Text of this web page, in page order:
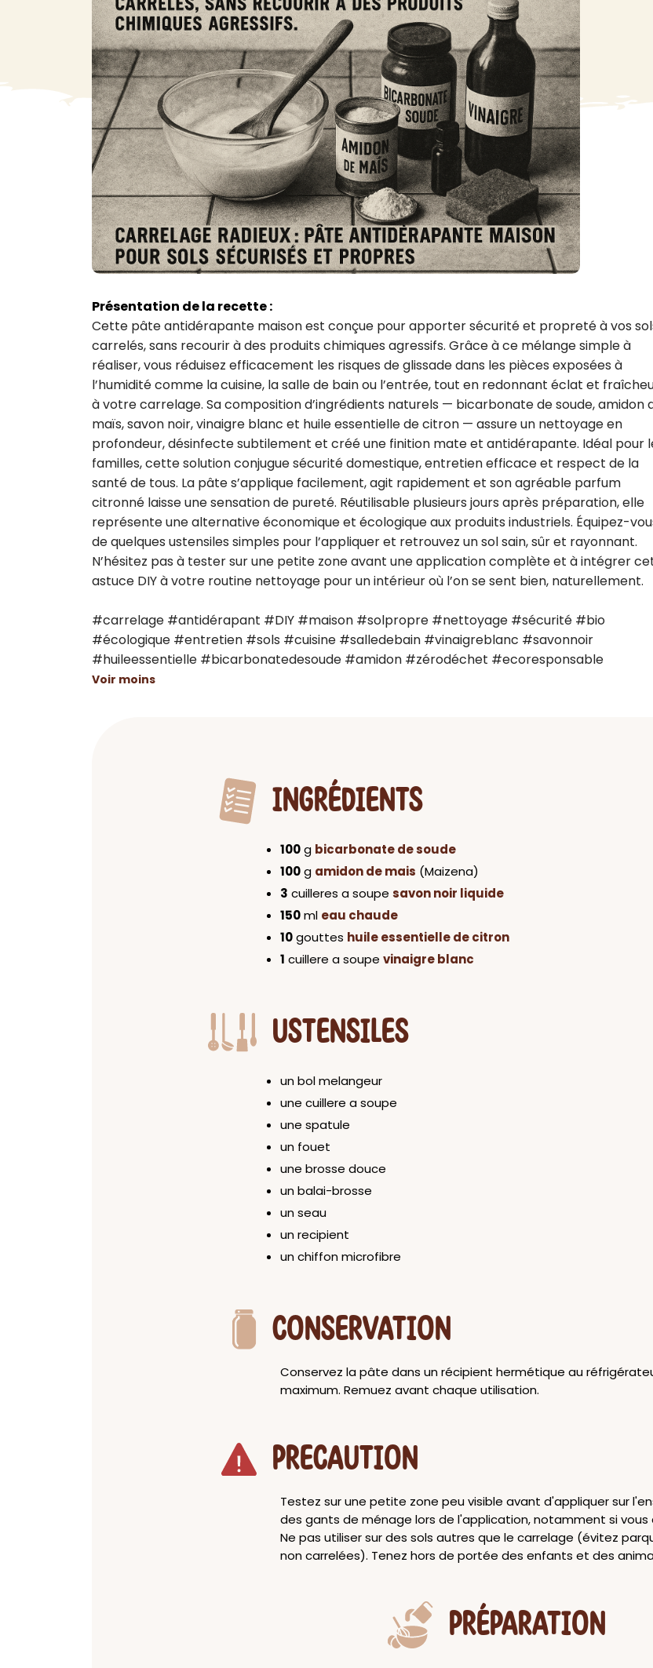
VAISELLE
Liquide Vaiselle
Entretien Lave Vaiselle
Autre
> Voir tout
DIVERS
Spécial Covid
Automobile
Insecticide
Objet
> Voir tout
BAIN ET DOUCHE
Gel douche
Savon
Huile de bain
Pain moussant
Bombe de bain
Autre
> Voir tout
Spray
Présentation de la recette :
Cette pâte antidérapante maison est conçue pour apporter sécurité et propreté à vos
carrelés, sans recourir à des produits chimiques agressifs. Grâce à ce mélange simple à
réaliser, vous réduisez efficacement les risques de glissade dans les pièces exposées à
l’humidité comme la cuisine, la salle de bain ou l’entrée, tout en redonnant éclat et
à votre carrelage. Sa composition d’ingrédients naturels — bicarbonate de soude, amidon
maïs, savon noir, vinaigre blanc et huile essentielle de citron — assure un nettoyage en
profondeur, désinfecte subtilement et créé une finition mate et antidérapante. Idéal pour
familles, cette solution conjugue sécurité domestique, entretien efficace et respect de la
santé de tous. La pâte s’applique facilement, agit rapidement et son agréable parfum
citronné laisse une sensation de pureté. Réutilisable plusieurs jours après préparation, elle
représente une alternative économique et écologique aux produits industriels. Équipez-
de quelques ustensiles simples pour l’appliquer et retrouvez un sol sain, sûr et rayonnant.
N’hésitez pas à tester sur une petite zone avant une application complète et à intégrer
astuce DIY à votre routine nettoyage pour un intérieur où l’on se sent bien, naturellement.
#carrelage #antidérapant #DIY #maison #solpropre #nettoyage #sécurité #bio
#écologique #entretien #sols #cuisine #salledebain #vinaigreblanc #savonnoir
#huileessentielle #bicarbonatedesoude #amidon #zérodéchet #ecoresponsable
Voir moins
INGRÉDIENTS
100g bicarbonate de soude
100g amidon de mais (Maizena)
3 cuilleres a soupe savon noir liquide
150ml eau chaude
10gouttes huile essentielle de citron
1 cuillere a soupe vinaigre blanc
USTENSILES
un bol melangeur
une cuillere a soupe
une spatule
un fouet
une brosse douce
un balai-brosse
un seau
un recipient
un chiffon microfibre
CONSERVATION
Conservez la pâte dans un récipient hermétique au
maximum. Remuez avant chaque utilisation.
PRECAUTION
Testez sur une petite zone peu visible avant d'appliquer sur
des gants de ménage lors de l'application, notamment si vous
Ne pas utiliser sur des sols autres que le carrelage (évitez
non carrelées). Tenez hors de portée des enfants et des
PRÉPARATION